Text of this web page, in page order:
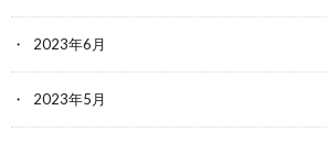
2023年6月
2023年5月